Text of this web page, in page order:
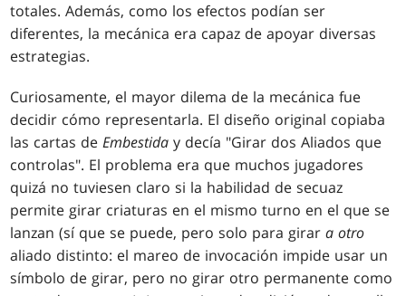
totales. Además, como los efectos podían ser
diferentes, la mecánica era capaz de apoyar diversas
estrategias.
Curiosamente, el mayor dilema de la mecánica fue
decidir cómo representarla. El diseño original copiaba
las cartas deEmbestida y decía "Girar dos Aliados que
controlas". El problema era que muchos jugadores
quizá no tuviesen claro si la habilidad de secuaz
permite girar criaturas en el mismo turno en el que se
lanzan (sí que se puede, pero solo para girara otro
aliado distinto: el mareo de invocación impide usar un
símbolo de girar, pero no girar otro permanente como